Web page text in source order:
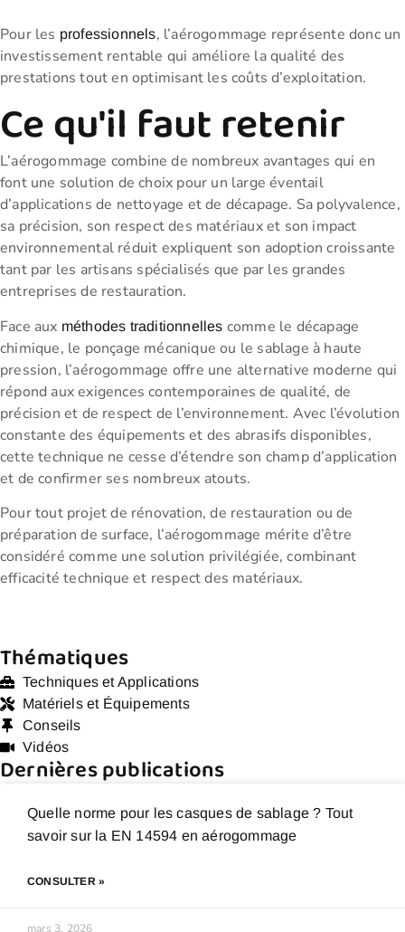
Pour les professionnels, l’aérogommage représente donc un
investissement rentable qui améliore la qualité des
prestations tout en optimisant les coûts d’exploitation.
Ce qu'il faut retenir
L’aérogommage combine de nombreux avantages qui en
font une solution de choix pour un large éventail
d’applications de nettoyage et de décapage. Sa polyvalence,
sa précision, son respect des matériaux et son impact
environnemental réduit expliquent son adoption croissante
tant par les artisans spécialisés que par les grandes
entreprises de restauration.
Face aux méthodes traditionnelles comme le décapage
chimique, le ponçage mécanique ou le sablage à haute
pression, l’aérogommage offre une alternative moderne qui
répond aux exigences contemporaines de qualité, de
précision et de respect de l’environnement. Avec l’évolution
constante des équipements et des abrasifs disponibles,
cette technique ne cesse d’étendre son champ d’application
et de confirmer ses nombreux atouts.
Pour tout projet de rénovation, de restauration ou de
préparation de surface, l’aérogommage mérite d’être
considéré comme une solution privilégiée, combinant
efficacité technique et respect des matériaux.
Thématiques
Techniques et Applications
Matériels et Équipements
Conseils
Vidéos
Dernières publications
Quelle norme pour les casques de sablage ? Tout
savoir sur la EN 14594 en aérogommage
CONSULTER »
mars 3, 2026